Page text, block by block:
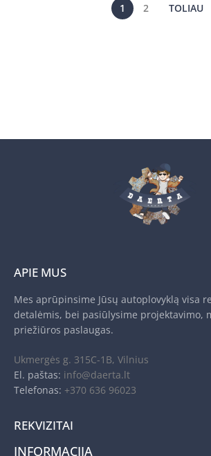
1 2 TOLIAU
APIE MUS
Mes aprūpinsime Jūsų autoplovyklą visa
detalėmis, bei pasiūlysime projektavimo,
priežiūros paslaugas.
Ukmergės g. 315C-1B, Vilnius
El. paštas: info@daerta.lt
Telefonas: +370 636 96023
REKVIZITAI
INFORMACIJA